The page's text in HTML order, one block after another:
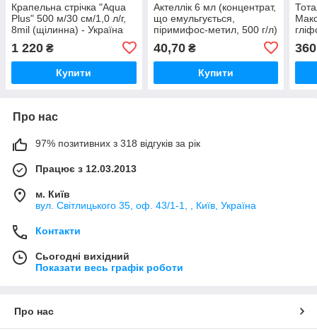
Крапельна стрічка "Aqua
Plus" 500 м/30 см/1,0 л/г,
8mil (щілинна) - Україна
1 220 ₴
Купити
Актеллік 6 мл (концентрат,
що емульгується,
піримифос-метил, 500 г/л)
40,70₴
Купити
360
Про нас
97% позитивних з 318 відгуків за рік
Працює з 12.03.2013
м. Київ
вул. Світлицького 35, оф. 43/1-1, , Київ, Україна
Контакти
Сьогодні вихідний
Показати весь графік роботи
Про нас